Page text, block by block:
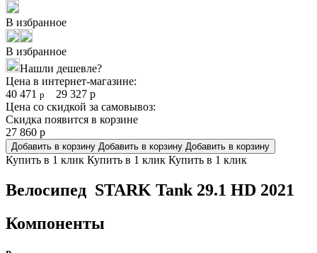
В избранное
В избранное
Нашли дешевле?
Цена в интернет-магазине:
40 471 р 29 327 р
Цена со скидкой за самовывоз:
Скидка появится в корзине
27 860 р
Добавить в корзину Добавить в корзину Добавить в корзину
Купить в 1 клик Купить в 1 клик Купить в 1 клик
Велосипед STARK Tank 29.1 HD 2021
Компоненты